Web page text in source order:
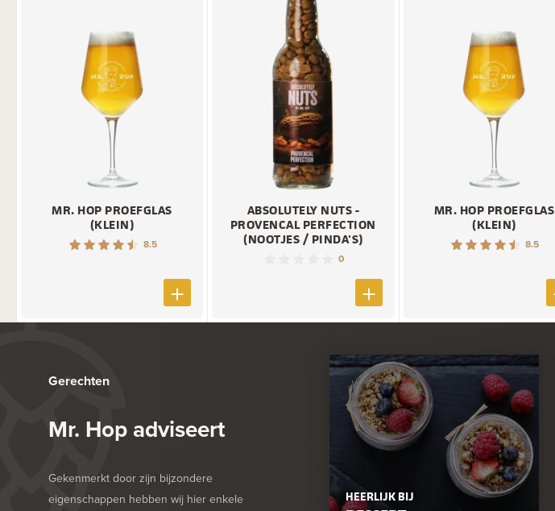
MR. HOP PROEFGLAS
(KLEIN)
8.5
ABSOLUTELY NUTS -
PROVENCAL PERFECTION
(NOOTJES / PINDA'S)
0
MR. HOP PROEFGLAS
(KLEIN)
8.5
Gerechten
Mr. Hop adviseert
Gekenmerkt door zijn bijzondere
eigenschappen hebben wij hier enkele
HEERLIJK BIJ